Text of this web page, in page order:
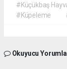
#Küçükbaş
#Küpeleme
Okuyucu